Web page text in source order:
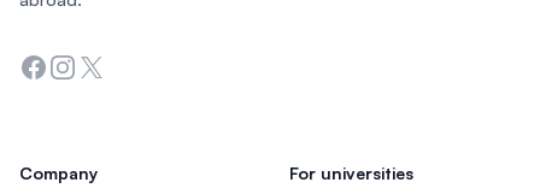
Facebook
Instagram
Twitter
Company For universities